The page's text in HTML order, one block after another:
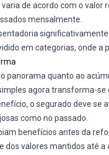
de acordo com o
mensalmente.
em categorias, onde
panorama quanto ao
agora transforma-
o segurado deve
como no passado.
benefícios antes da
dos valores mantidos até a